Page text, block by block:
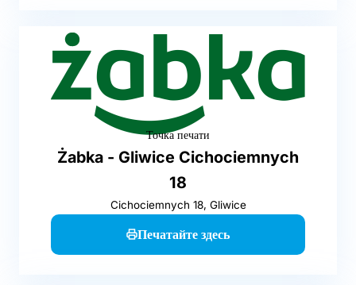
Точка печати
Żabka - Gliwice Cichociemnych
18
Cichociemnych 18, Gliwice
Печатайте здесь